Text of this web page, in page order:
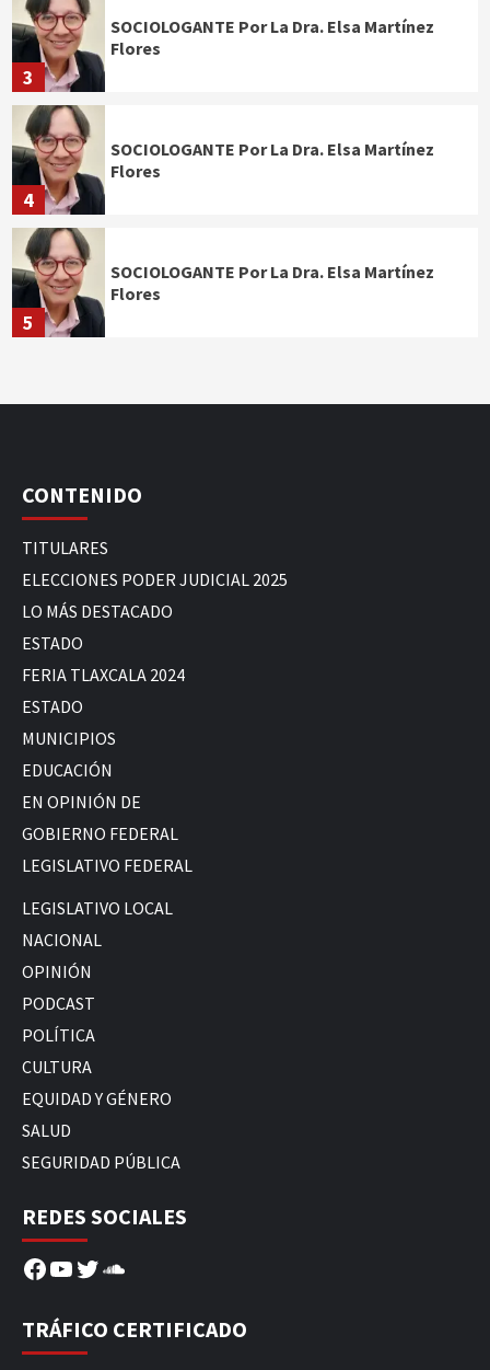
3
SOCIOLOGANTE Por La Dra. Elsa Martínez
Flores
4
SOCIOLOGANTE Por La Dra. Elsa Martínez
Flores
5
SOCIOLOGANTE Por La Dra. Elsa Martínez
Flores
CONTENIDO
TITULARES
ELECCIONES PODER JUDICIAL 2025
LO MÁS DESTACADO
ESTADO
FERIA TLAXCALA 2024
ESTADO
MUNICIPIOS
EDUCACIÓN
EN OPINIÓN DE
GOBIERNO FEDERAL
LEGISLATIVO FEDERAL
LEGISLATIVO LOCAL
NACIONAL
OPINIÓN
PODCAST
POLÍTICA
CULTURA
EQUIDAD Y GÉNERO
SALUD
SEGURIDAD PÚBLICA
REDES SOCIALES
Facebook
YouTube
Twitter
SoundCloud
TRÁFICO CERTIFICADO